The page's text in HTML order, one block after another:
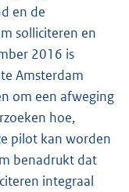
en de
solliciteren en
2016 is
Amsterdam
om een afweging
hoe,
pilot kan worden
benadrukt dat
integraal